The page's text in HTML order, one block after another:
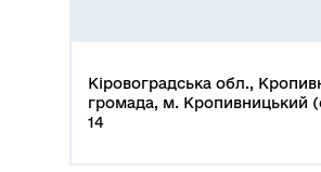
Кіровоградська обл.,
громада, м. Кропивницький
14